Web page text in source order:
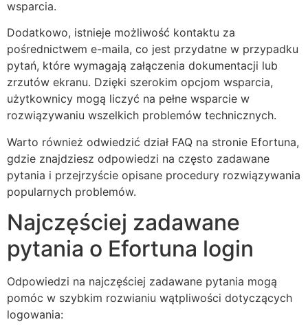
wsparcia.
Dodatkowo, istnieje możliwość kontaktu za
pośrednictwem e-maila, co jest przydatne w przypadku
pytań, które wymagają załączenia dokumentacji lub
zrzutów ekranu. Dzięki szerokim opcjom wsparcia,
użytkownicy mogą liczyć na pełne wsparcie w
rozwiązywaniu wszelkich problemów technicznych.
Warto również odwiedzić dział FAQ na stronie Efortuna,
gdzie znajdziesz odpowiedzi na często zadawane
pytania i przejrzyście opisane procedury rozwiązywania
popularnych problemów.
Najczęściej zadawane
pytania o Efortuna login
Odpowiedzi na najczęściej zadawane pytania mogą
pomóc w szybkim rozwianiu wątpliwości dotyczących
logowania: